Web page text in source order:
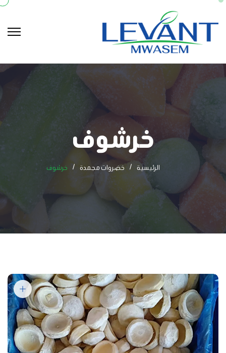
خرشوف
الرئيسية خضروات مجمدة خرشوف